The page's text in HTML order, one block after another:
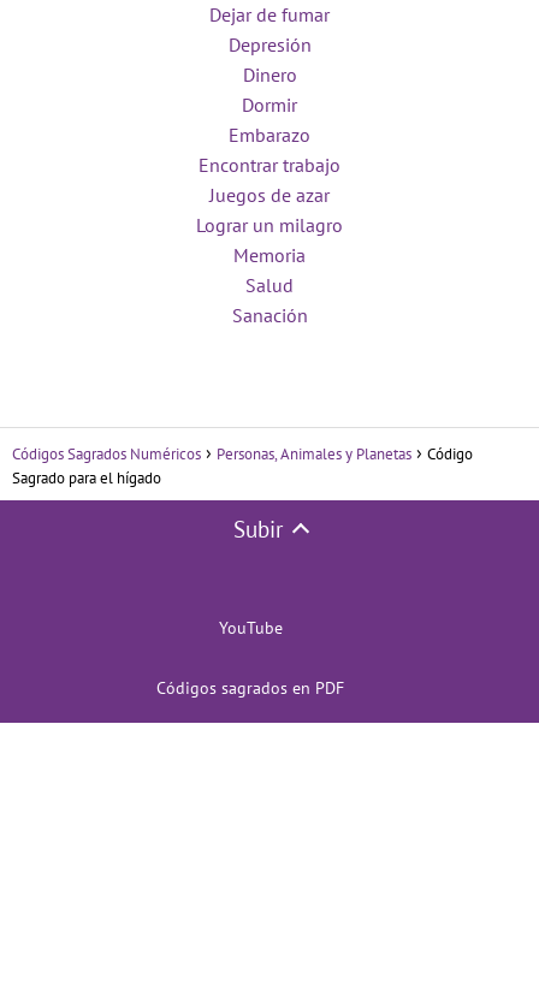
Dejar de fumar
Depresión
Dinero
Dormir
Embarazo
Encontrar trabajo
Juegos de azar
Lograr un milagro
Memoria
Salud
Sanación
Códigos Sagrados Numéricos Personas, Animales y Planetas
Código
Sagrado para el hígado
Subir
YouTube
Códigos sagrados en PDF